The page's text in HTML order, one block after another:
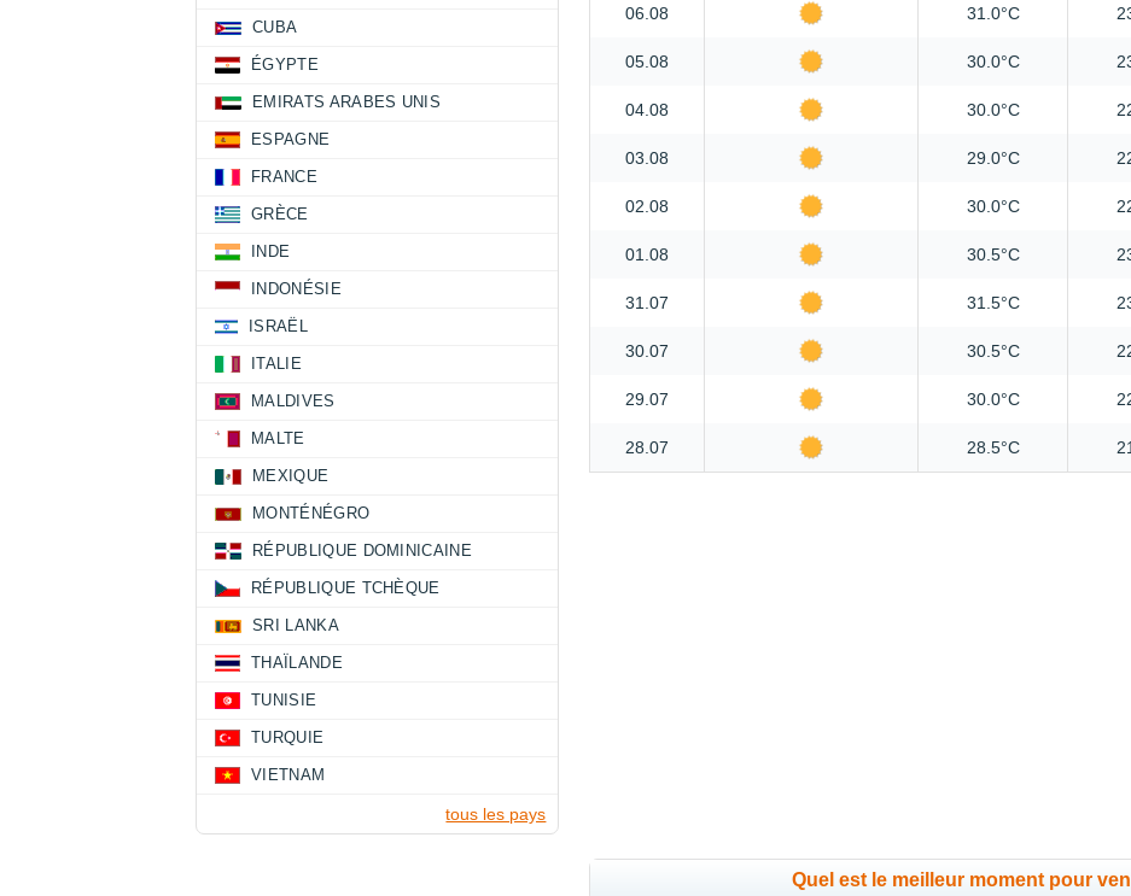
06.08 31.0°C
05.08 30.0°C
04.08 30.0°C
03.08 29.0°C
02.08 30.0°C
01.08 30.5°C
31.07 31.5°C
30.07 30.5°C
29.07 30.0°C
28.07 28.5°C
Quel est le meilleur moment pour
CUBA
ÉGYPTE
EMIRATS ARABES UNIS
ESPAGNE
FRANCE
GRÈCE
INDE
INDONÉSIE
ISRAËL
ITALIE
MALDIVES
MALTE
MEXIQUE
MONTÉNÉGRO
RÉPUBLIQUE DOMINICAINE
RÉPUBLIQUE TCHÈQUE
SRI LANKA
THAÏLANDE
TUNISIE
TURQUIE
VIETNAM
tous les pays